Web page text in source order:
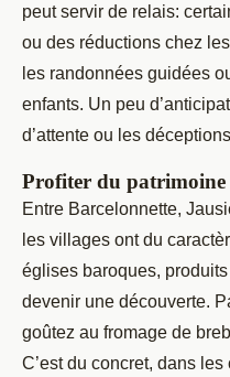
peut servir de relais:
ou des réductions chez
les randonnées guidées
enfants. Un peu
d’attente ou les
Profiter du patrimoine
Entre Barcelonnette,
les villages ont du
églises baroques,
devenir une découverte.
goûtez au fromage de
C’est du concret, dans